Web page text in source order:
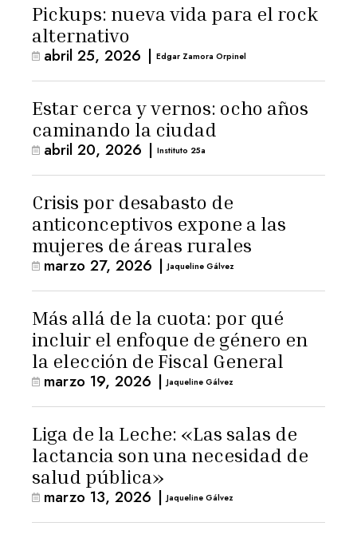
Pickups: nueva vida para el rock
alternativo
abril 25, 2026 | Edgar Zamora Orpinel
Estar cerca y vernos: ocho años
caminando la ciudad
abril 20, 2026 | Instituto 25a
Crisis por desabasto de
anticonceptivos expone a las
mujeres de áreas rurales
marzo 27, 2026 | Jaqueline Gálvez
Más allá de la cuota: por qué
incluir el enfoque de género en
la elección de Fiscal General
marzo 19, 2026 | Jaqueline Gálvez
Liga de la Leche: «Las salas de
lactancia son una necesidad de
salud pública»
marzo 13, 2026 | Jaqueline Gálvez